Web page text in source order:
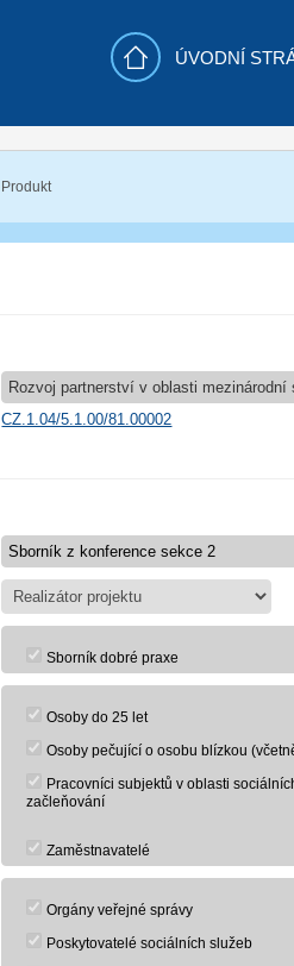
ÚVODNÍ
Produkt
Rozvoj partnerství v oblasti
CZ.1.04/5.1.00/81.00002
Sborník dobré praxe
Osoby do 25 let
Osoby pečující o osobu blízkou
Pracovníci subjektů v oblasti
začleňování
Zaměstnavatelé
Orgány veřejné správy
Poskytovatelé sociálních služeb